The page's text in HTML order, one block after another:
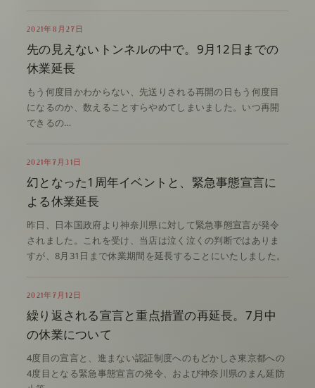
2021年8月27日
先の見えないトンネルの中で。9月12日までの
休業延長
もう何度目かわからない、先送りされる再開の日もう何度目
になるのか、数えることすらやめてしまいました。いつ再開
できるの…
2021年7月31日
幻となった1周年イベントと、緊急事態宣言に
よる休業延長
昨日、日本国政府より神奈川県に対して緊急事態宣言が発令
されました。これを受け、当店は泣く泣くの判断ではありま
すが、8月31日まで休業期間を延長することにいたしました。
2021年7月12日
繰り返される宣言と重点措置の再延長。7月中
の休業について
4度目の宣言と、進まない認証制度へのもどかしさ東京都への
4度目となる緊急事態宣言の発令、および神奈川県のまん延防